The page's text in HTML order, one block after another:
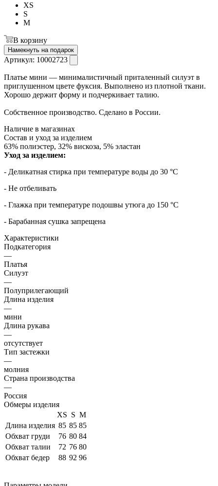
XS
S
M
В корзину
Намекнуть на подарок
Артикул: 10002723
Платье мини — минималистичный приталенный силуэт в
приглушенном цвете фуксия. Выполнено из плотной ткани.
Хорошо держит форму и подчеркивает талию.
Собственное производство. Сделано в России.
Наличие в магазинах
Состав и уход за изделием
63% полиэстер, 32% вискоза, 5% эластан
Уход за изделием:
- Деликатная стирка при температуре воды до 30 °C
- Не отбеливать
- Глажка при температуре подошвы утюга до 150 °C
- Барабанная сушка запрещена
Характеристики
Подкатегория
—
Платья
Силуэт
—
Полуприлегающий
Длина изделия
—
мини
Длина рукава
—
отсутствует
Тип застежки
—
молния
Страна производства
—
Россия
Обмеры изделия
XS S M
Длина изделия 85 85 85
Обхват груди
76 80 84
Обхват талии
72 76 80
Обхват бедер
88 92 96